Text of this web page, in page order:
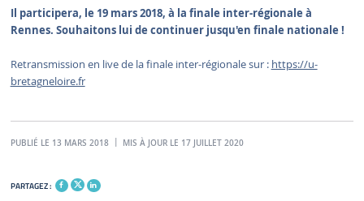
Il participera, le 19 mars 2018, à la finale inter-régionale à
Rennes. Souhaitons lui de continuer jusqu'en finale nationale !
Retransmission en live de la finale inter-régionale sur : https://u-
bretagneloire.fr
PUBLIÉ LE 13 MARS 2018 MIS À JOUR LE 17 JUILLET 2020
PARTAGEZ :